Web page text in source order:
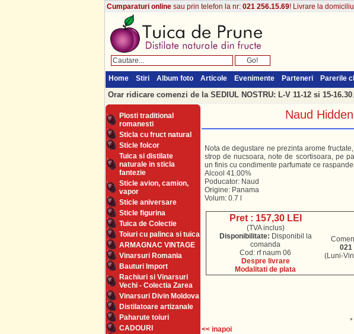
Cumparaturi onlinesau prin telefon la nr: 021 256.15.69! Livrare la
Home Stiri Album foto Articole Evenimente Parteneri Parerile
Orar ridicare comenzi de la SEDIUL NOSTRU: L-V 11-12 si 15-16.30
Plosti traditional
romanesti
Sticla cu fruct natural
Sticle folcor
Tuica si distilate
naturale in sticla
fantezie
Sticle avion, camion,
vapor
Sticle aniversare
Sticle figurina
Tuica de Colectie
Toiuri cu palinca si tuica
ARMAGNAC VINTAGE
Vinarsuri Romania
Bauturi Import
Rachiuri si Vinarsuri
Vechi - Colectia Zarea
Vinarsuri Divin Moldova
Distilatoare artizanale
Paharute toiuri
CADOURI
Naud
Nota de degustare ne prezinta arome
strop de nucsoara, note de scortisoara, pe
un finis cu condimente parfumate ce
Alcool 41.00%
Poducator: Naud
Origine: Panama
Volum: 0.7 l
Pret : 157,30 LEI
(TVA inclus)
Disponibilitate: Disponibil la
comanda
Cod: rf naum 06
Despre livrare
Modalitati de plata
021
(Luni-
*
<< inapoi